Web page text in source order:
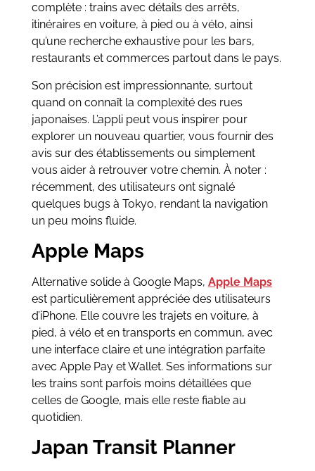
complète : trains avec détails des arrêts,
itinéraires en voiture, à pied ou à vélo, ainsi
qu’une recherche exhaustive pour les bars,
restaurants et commerces partout dans le pays.
Son précision est impressionnante, surtout
quand on connaît la complexité des rues
japonaises. L’appli peut vous inspirer pour
explorer un nouveau quartier, vous fournir des
avis sur des établissements ou simplement
vous aider à retrouver votre chemin. À noter :
récemment, des utilisateurs ont signalé
quelques bugs à Tokyo, rendant la navigation
un peu moins fluide.
Apple Maps
Alternative solide à Google Maps, Apple Maps
est particulièrement appréciée des utilisateurs
d’iPhone. Elle couvre les trajets en voiture, à
pied, à vélo et en transports en commun, avec
une interface claire et une intégration parfaite
avec Apple Pay et Wallet. Ses informations sur
les trains sont parfois moins détaillées que
celles de Google, mais elle reste fiable au
quotidien.
Japan Transit Planner